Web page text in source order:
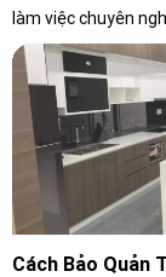
làm việc chuyên
tâm vì đã có Nội
– đơn vị chuyên
công đồ nội thất có
ngành, đã nhận
sự đánh giá tích
hàng trong thời gian
Cách Bảo Quản